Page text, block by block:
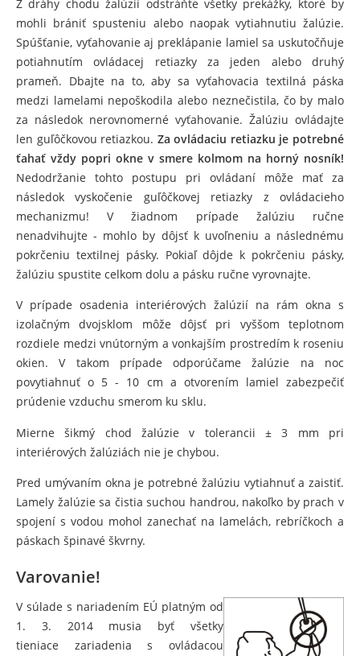
Z dráhy chodu žalúzií odstráňte všetky prekážky, ktoré by
mohli brániť spusteniu alebo naopak vytiahnutiu žalúzie.
Spúšťanie, vyťahovanie aj preklápanie lamiel sa uskutočňuje
potiahnutím ovládacej retiazky za jeden alebo druhý
prameň. Dbajte na to, aby sa vyťahovacia textilná páska
medzi lamelami nepoškodila alebo neznečistila, čo by malo
za následok nerovnomerné vyťahovanie. Žalúziu ovládajte
len guľôčkovou retiazkou. Za ovládaciu retiazku je potrebné
ťahať vždy popri okne v smere kolmom na horný nosník!
Nedodržanie tohto postupu pri ovládaní môže mať za
následok vyskočenie guľôčkovej retiazky z ovládacieho
mechanizmu! V žiadnom prípade žalúziu ručne
nenadvihujte - mohlo by dôjsť k uvoľneniu a následnému
pokrčeniu textilnej pásky. Pokiaľ dôjde k pokrčeniu pásky,
žalúziu spustite celkom dolu a pásku ručne vyrovnajte.
V prípade osadenia interiérových žalúzií na rám okna s
izolačným dvojsklom môže dôjsť pri vyššom teplotnom
rozdiele medzi vnútorným a vonkajším prostredím k roseniu
okien. V takom prípade odporúčame žalúzie na noc
povytiahnuť o 5 - 10 cm a otvorením lamiel zabezpečiť
prúdenie vzduchu smerom ku sklu.
Mierne šikmý chod žalúzie v tolerancii ± 3 mm pri
interiérových žalúziách nie je chybou.
Pred umývaním okna je potrebné žalúziu vytiahnuť a zaistiť.
Lamely žalúzie sa čistia suchou handrou, nakoľko by prach v
spojení s vodou mohol zanechať na lamelách, rebríčkoch a
páskach špinavé škvrny.
Varovanie!
V súlade s nariadením EÚ platným od
1. 3. 2014 musia byť všetky
tieniace zariadenia s ovládacou